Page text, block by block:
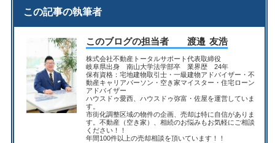
この記事の執筆者
このブログの担当者 渡邉 友浩
株式会社不動産トータルサポート代表取締役
岐阜県出身 南山大学法学部卒 業界歴 24年
保有資格：宅地建物取引士・一級建物アドバイザー・不
動産キャリアパーソン・空き家マイスター・住宅ローン
アドバイザー
ハウスドゥ愛西、ハウスドゥ弥富・佐屋を運営していま
す。
市街化調整区域の物件の企画、売却は特に自信がありま
す。不動産（空き家）、相続のお悩みもお気軽にご相談
ください！！
年間100件以上の売却相談を頂いています！！